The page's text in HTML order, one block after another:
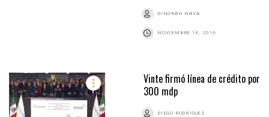
DINORAH NAVA
NOVIEMBRE 16, 2016
Vinte firmó línea de crédito por
300 mdp
DIEGO RODRÍGUEZ